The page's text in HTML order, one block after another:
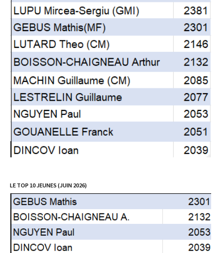
LE TOP 10 JEUNES (JUIN 2026)